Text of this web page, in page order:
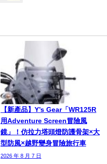
【新產品】Y’s Gear「WR125R
用Adventure Screen冒險風
鏡」！仿拉力塔頭燈防護骨架×大
型防風×越野變身冒險旅行車
2026 年 8 月 7 日